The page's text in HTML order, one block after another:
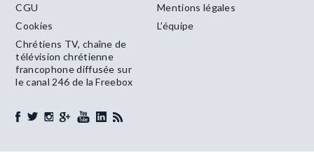
CGU
Mentions légales
Cookies
L’équipe
Chrétiens TV, chaîne de
télévision chrétienne
francophone diffusée sur
le canal 246 de la Freebox